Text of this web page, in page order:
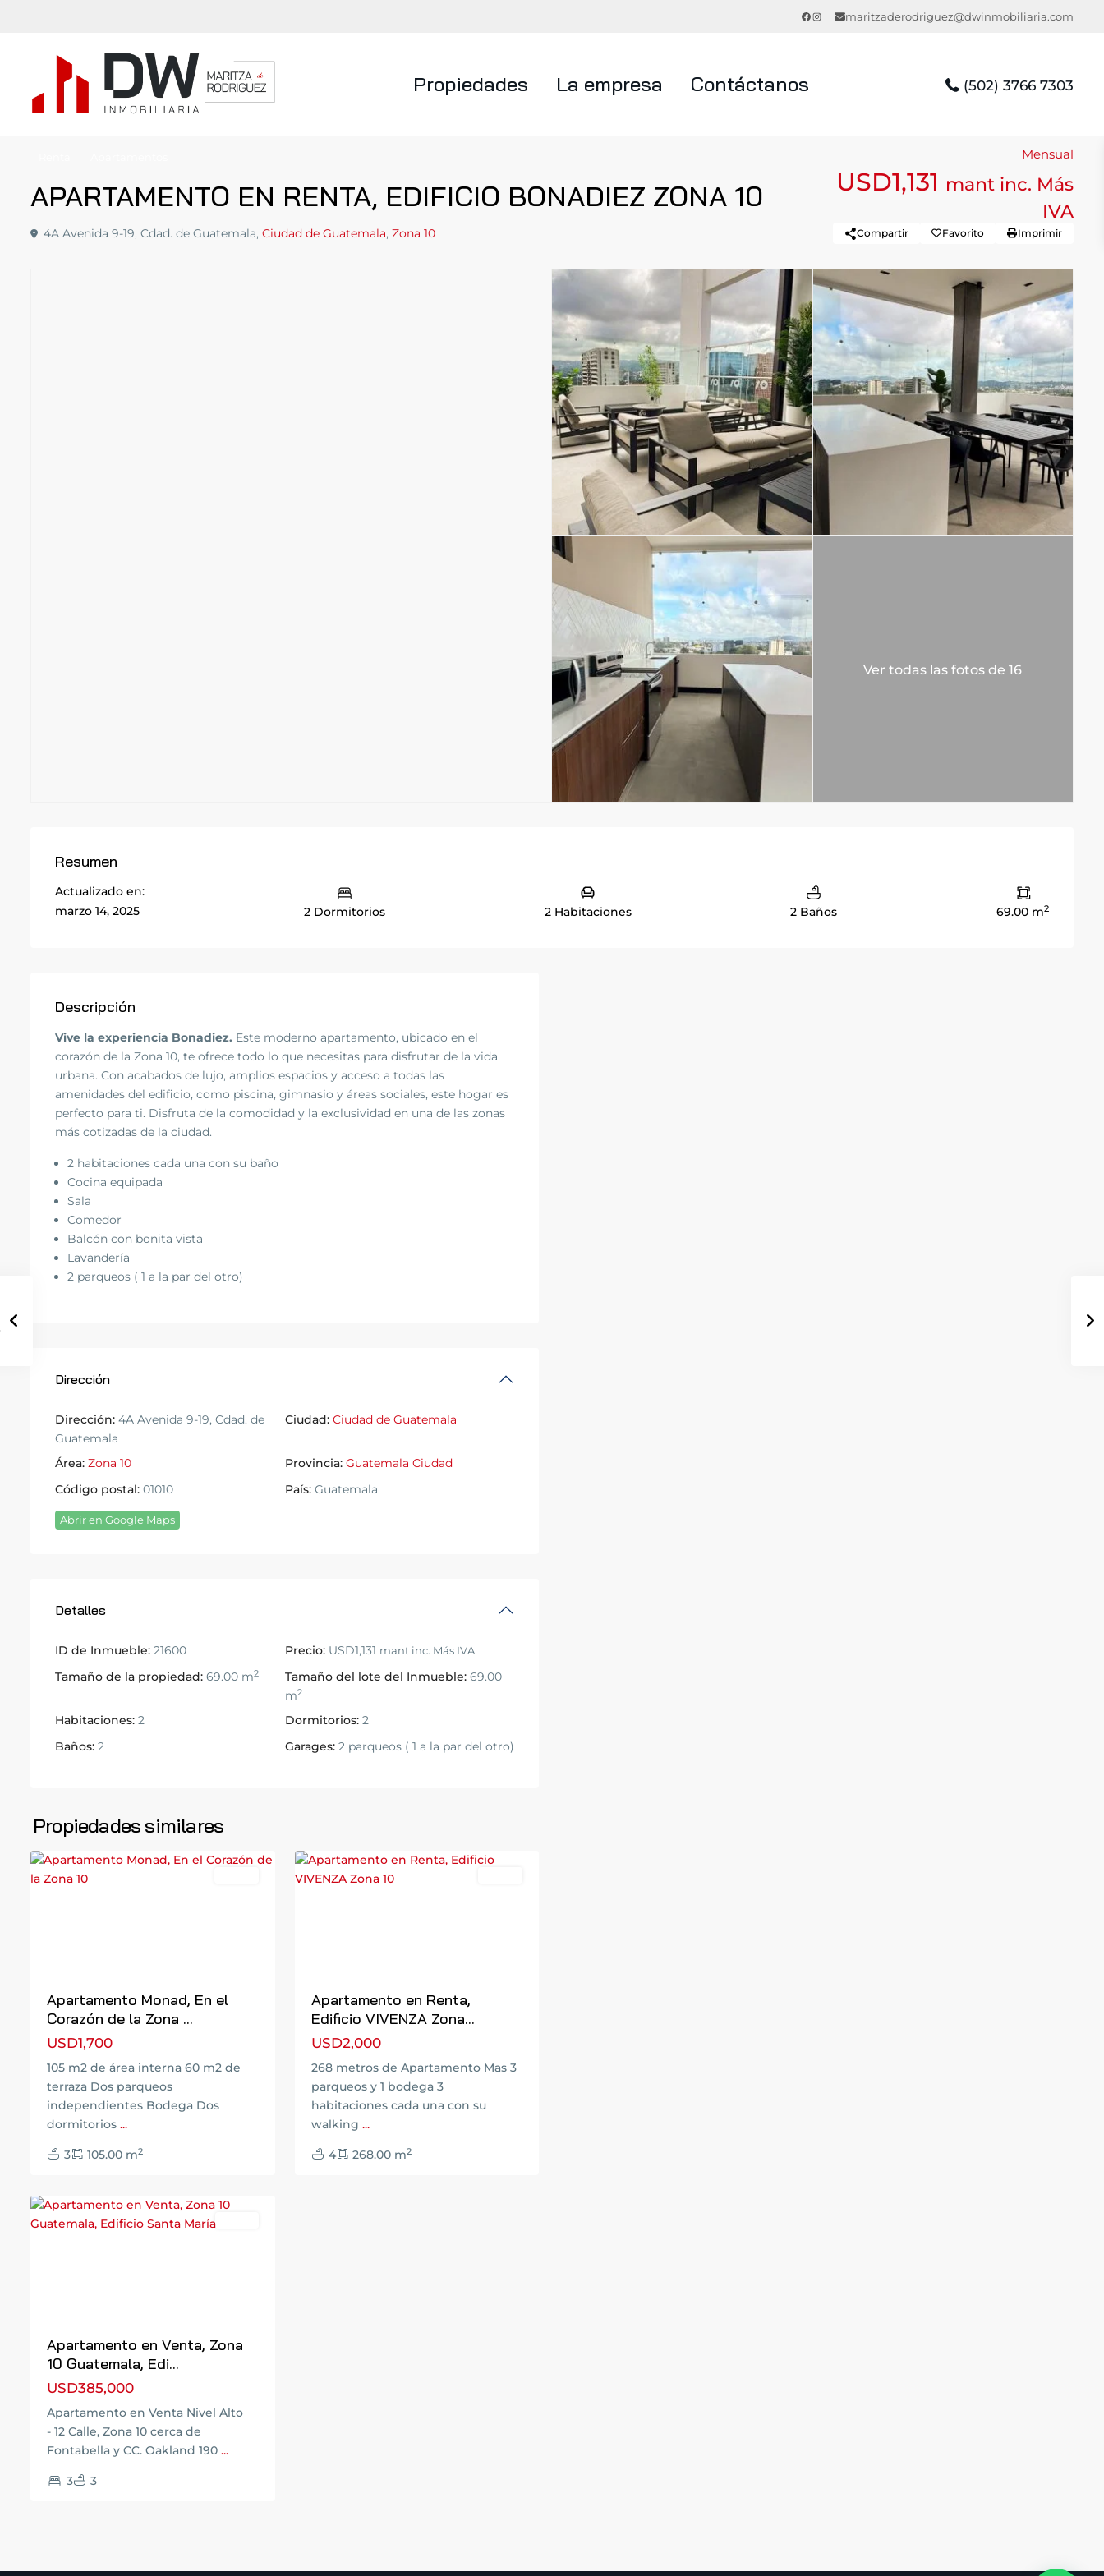
Facebook
Instagrammaritzaderodriguez@dwinmobiliaria.com
Propiedades La empresa Contáctanos (502) 3766 7303
APARTAMENTO EN RENTA, EDIFICIO BONADIEZ ZONA 10
Mensual
USD1,131 mant inc. Más
IVA
4A Avenida 9-19, Cdad. de Guatemala, Ciudad de Guatemala, Zona 10 Compartir Favorito Imprimir
Ver todas las fotos de 16
Resumen
Actualizado en:
marzo 14, 2025
2 Dormitorios 2 Habitaciones 2 Baños 69.00 m2
Descripción
Vive la experiencia Bonadiez. Este moderno apartamento, ubicado en el
corazón de la Zona 10, te ofrece todo lo que necesitas para disfrutar de la vida
urbana. Con acabados de lujo, amplios espacios y acceso a todas las
amenidades del edificio, como piscina, gimnasio y áreas sociales, este hogar es
perfecto para ti. Disfruta de la comodidad y la exclusividad en una de las zonas
más cotizadas de la ciudad.
2 habitaciones cada una con su baño
Cocina equipada
Sala
Comedor
Balcón con bonita vista
Lavandería
2 parqueos ( 1 a la par del otro)
Dirección
Dirección: 4A Avenida 9-19, Cdad. de
Guatemala
Ciudad: Ciudad de Guatemala
Área: Zona 10 Provincia: Guatemala Ciudad
Código postal: 01010 País:Guatemala
Abrir en Google Maps
Detalles
ID de Inmueble: 21600 Precio:USD1,131 mant inc. Más IVA
Tamaño de la propiedad: 69.00 m2 Tamaño del lote del Inmueble: 69.00
m2
Habitaciones: 2 Dormitorios:2
Baños: 2 Garages:2 parqueos ( 1 a la par del otro)
Propiedades similares
Guatemala
Apartamento Monad, En el
Corazón de la Zona ...
USD1,700
105 m2 de área interna 60 m2 de
terraza Dos parqueos
independientes Bodega Dos
dormitorios ...
3 105.00 m2
Apartamento en Renta,
Edificio VIVENZA Zona...
USD2,000
268 metros de Apartamento Mas 3
parqueos y 1 bodega 3
habitaciones cada una con su
walking ...
4 268.00 m2
Zona
10,
de
Apartamento en Venta, Zona
10 Guatemala, Edi...
USD385,000
Apartamento en Venta Nivel Alto
- 12 Calle, Zona 10 cerca de
Fontabella y CC. Oakland 190 ...
3 3